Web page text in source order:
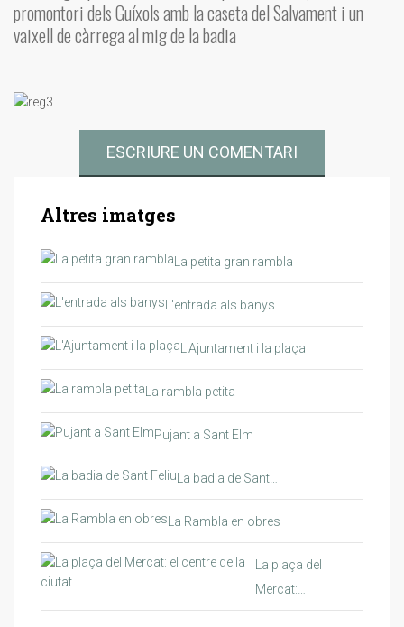
promontori dels Guíxolsamb la caseta del Salvament i un
vaixell de càrrega al mig de la badia
ESCRIURE UN COMENTARI
Altres imatges
La petita gran rambla
L'entrada als banys
L'Ajuntament i la plaça
La rambla petita
Pujant a Sant Elm
La badia de Sant…
La Rambla en obres
La plaça del
Mercat:…